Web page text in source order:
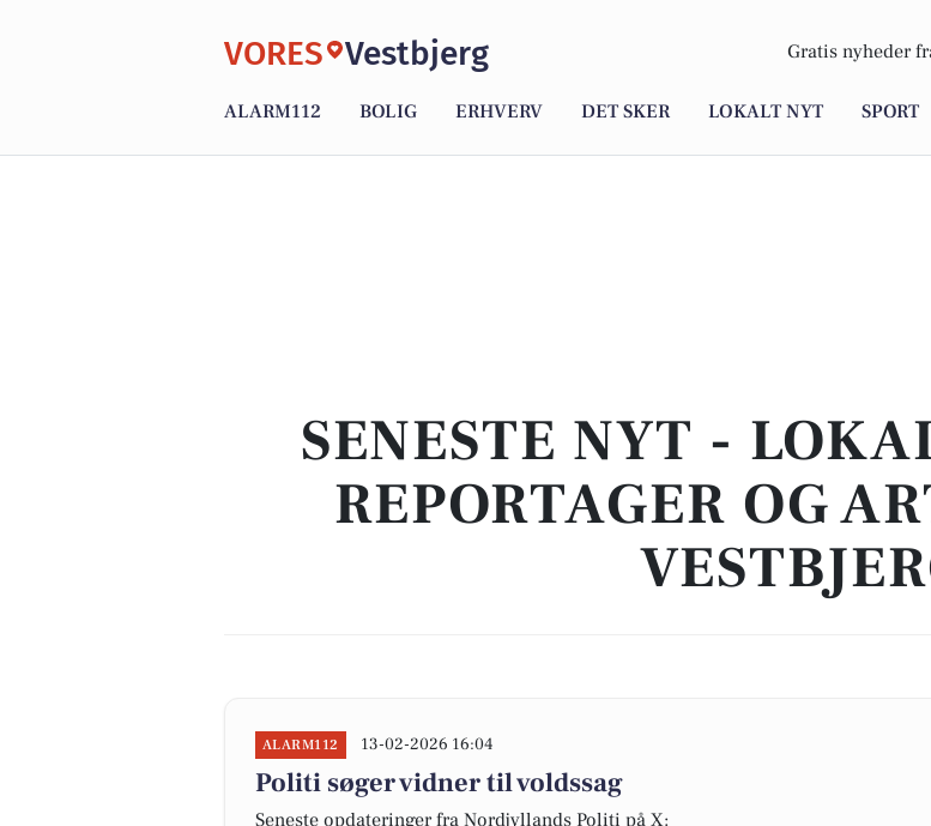
VORES Vestbjerg Gratis nyheder
ALARM112 BOLIG ERHVERV DET SKER LOKALT NYT SPORT
SENESTE NYT -
REPORTAGER OG
ALARM112 13-02-2026 16:04
Politi søger vidner til voldssag
Seneste opdateringer fra Nordjyllands Politi på X: